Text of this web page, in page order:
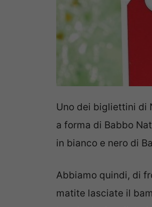
Uno dei bigliettini di
a forma di Babbo
in bianco e nero di
Abbiamo quindi, di
matite lasciate il